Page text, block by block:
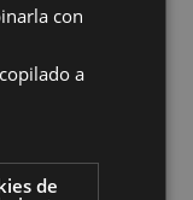
del
con
a
de